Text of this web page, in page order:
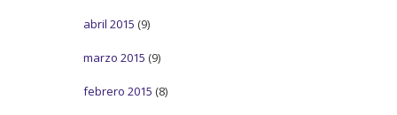
abril 2015 (9)
marzo 2015 (9)
febrero 2015 (8)